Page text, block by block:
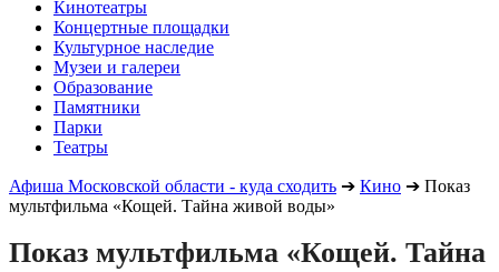
Кинотеатры
Концертные площадки
Культурное наследие
Музеи и галереи
Образование
Памятники
Парки
Театры
Афиша Московской области - куда сходить ➔ Кино ➔ Показ
мультфильма «Кощей. Тайна живой воды»
Показ мультфильма «Кощей. Тайна